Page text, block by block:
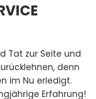
Tat zur Seite und
denn
im Nu erledigt.
Erfahrung!